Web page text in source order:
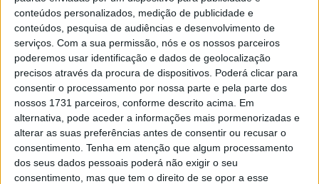
conteúdos personalizados, medição de publicidade e
conteúdos, pesquisa de audiências e desenvolvimento de
serviços. Com a sua permissão, nós e os nossos parceiros
poderemos usar identificação e dados de geolocalização
precisos através da procura de dispositivos. Poderá clicar para
consentir o processamento por nossa parte e pela parte dos
nossos 1731 parceiros, conforme descrito acima. Em
alternativa, pode aceder a informações mais pormenorizadas e
alterar as suas preferências antes de consentir ou recusar o
consentimento. Tenha em atenção que algum processamento
dos seus dados pessoais poderá não exigir o seu
consentimento, mas que tem o direito de se opor a esse
MotoGP- Reviravolta com Oliveira na Honda
8 SETEMBRO, 2025
MotoGP: Reviravolta? Miguel Oliveira pode
ter vaga em 2026
28 AGOSTO, 2025
MotoGP: Paolo Campinoti (Pramac) faz
revelações ‘desconfortáveis’ sobre Marc
Márquez
16 OUTUBRO, 2025